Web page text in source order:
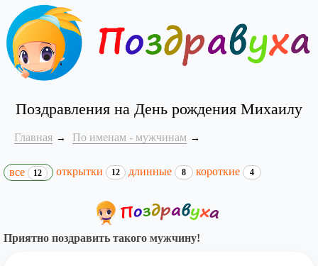
Поздравления на День рождения Михаилу
Главная По именам - мужчинам
все 12 открытки 12 длинные 8 короткие 4
Приятно поздравить такого мужчину!